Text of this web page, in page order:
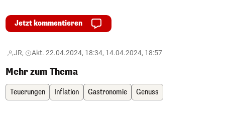
Jetzt kommentieren
JR, Akt. 22.04.2024, 18:34, 14.04.2024, 18:57
Mehr zum Thema
Teuerungen Inflation Gastronomie Genuss